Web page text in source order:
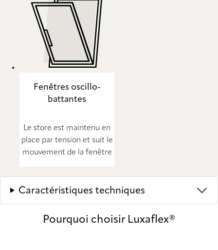
Fenêtres oscillo-
battantes
Le store est maintenu en
place par tension et suit le
mouvement de la fenêtre
Caractéristiques techniques
Pourquoi choisir Luxaflex®